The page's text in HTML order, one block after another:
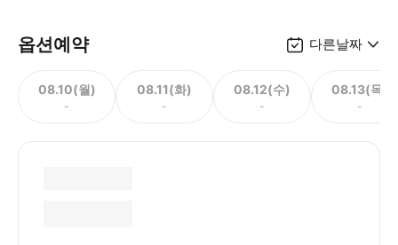
옵션예약 다른날짜
08.10(월)
-
08.11(화)
-
08.12(수)
-
08.13(목)
-